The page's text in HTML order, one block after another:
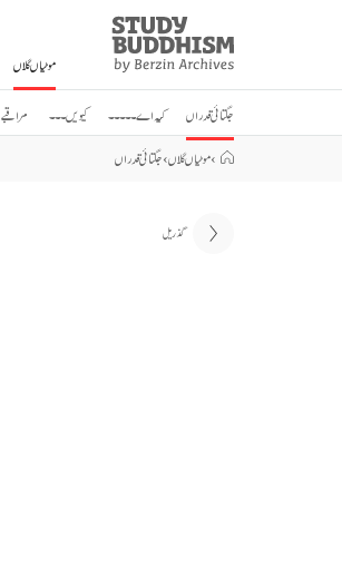
Study
Buddhism
Home
موٹیاں گلاں
جگتائی قدراں کیہ اے ۔۔۔۔۔ کیویں ۔۔۔ مراقبے
›موٹیاں گلاں›جگتائی قدراں
گذریل